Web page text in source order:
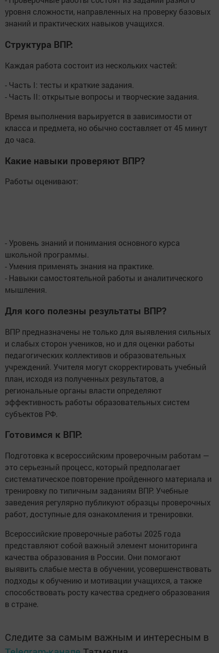
уровня сложности, направленных на проверку базовых
знаний и практических навыков учащихся.
Структура ВПР:
Каждая работа состоит из нескольких частей:
- Часть I: тесты и краткие задания.
- Часть II: открытые вопросы и творческие задания.
Время выполнения варьируется в зависимости от
класса и предмета, но обычно составляет от 45 минут
до часа.
Какие навыки проверяют ВПР?
Работы оценивают:
- Уровень знаний и понимания основного курса
школьной программы.
- Умения применять знания на практике.
- Навыки самостоятельной работы и аналитического
мышления.
Для кого полезны результаты ВПР?
ВПР предназначены не только для выявления сильных
и слабых сторон учеников, но и для оценки работы
педагогических коллективов и образовательных
учреждений. Учителя могут скорректировать учебный
план, исходя из полученных результатов, а
региональные органы власти определяют
эффективность работы образовательных систем
субъектов РФ.
Готовимся к ВПР:
Подготовка к всероссийским проверочным работам —
это серьезный процесс, который предполагает
систематическое повторение пройденного материала и
тренировку по типичным заданиям ВПР. Учебные
заведения регулярно публикуют образцы проверочных
работ, доступные для ознакомления и тренировки.
Всероссийские проверочные работы 2025 года
представляют собой важный элемент мониторинга
качества образования в России. Они помогают
выявить слабые места в обучении, усовершенствовать
подходы к обучению и мотивации учащихся, а также
способствовать росту качества среднего образования
в стране.
Следите за самым важным и интересным в